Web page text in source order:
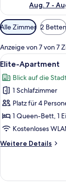
Aug. 7 -
Verfügbare
Filter
für
Zimmer
Alle Zimmer 2 Betten
Anzeige von 7 von 7
Alle
Fotos
für
Elite-
Apartment
anzeigen
39
Elite-Apartment
Blick auf die
1 Schlafzimmer
Platz für 4
1 Queen-Bett, 1
Kostenloses
Weitere Details
Weitere
Apartment